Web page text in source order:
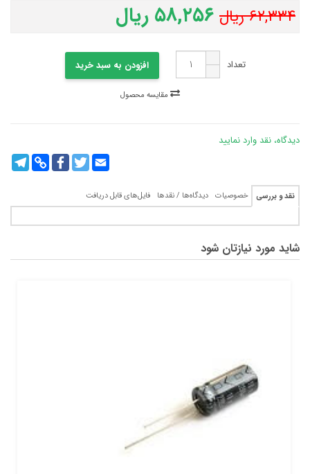
۶۲,۳۳۴ ریال ۵۸,۲۵۶ ریال
تعداد افزودن به سبد خرید
دیدگاه، نقد وارد نمایید
Copy
Link
FacebookTwitterEmail
نقد و بررسی خصوصیات دیدگاه‌ها / نقدها فایل‌های قابل دریافت
شاید مورد نیازتان شود